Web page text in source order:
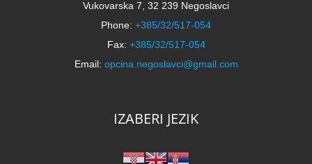
Vukovarska 7, 32 239 Negoslavci
Phone: +385/32/517-054
Fax: +385/32/517-054
Email: opcina.negoslavci@gmail.com
IZABERI JEZIK